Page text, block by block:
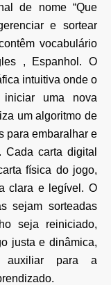
de nome “Que
e sortear
vocabulário
, Espanhol. O
intuitiva onde o
uma nova
um algoritmo de
para embaralhar e
Cada carta digital
física do jogo,
clara e legível. O
sejam sorteadas
seja reiniciado,
justa e dinâmica,
auxiliar para a